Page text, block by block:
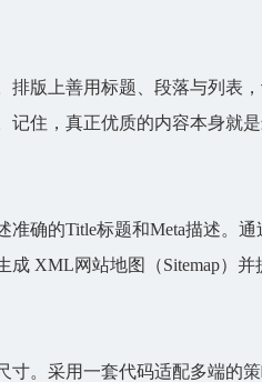
排版上善用标题、段落与列表
记住，真正优质的内容本身就
确的Title标题和Meta描述。通
成 XML网站地图（Sitemap）并
寸。采用一套代码适配多端的